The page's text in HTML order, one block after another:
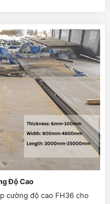
Độ Cao
cường độ cao FH36 cho